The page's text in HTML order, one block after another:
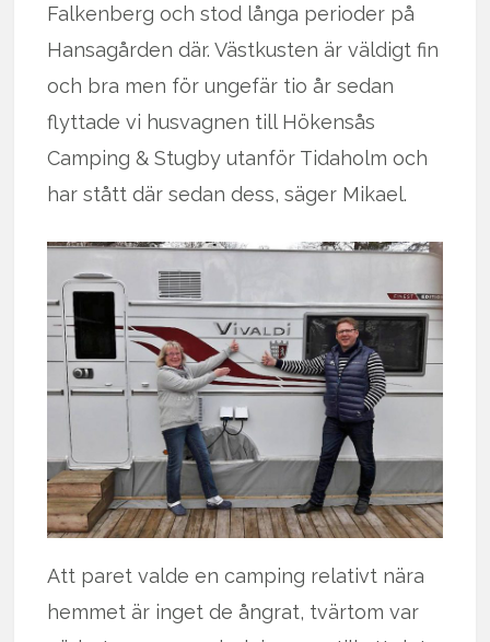
Falkenberg och stod långa perioder på
Hansagården där. Västkusten är väldigt fin
och bra men för ungefär tio år sedan
flyttade vi husvagnen till Hökensås
Camping & Stugby utanför Tidaholm och
har stått där sedan dess, säger Mikael.
Att paret valde en camping relativt nära
hemmet är inget de ångrat, tvärtom var